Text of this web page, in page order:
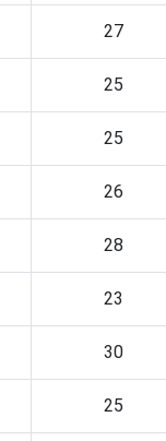
27
25
25
26
28
23
30
25